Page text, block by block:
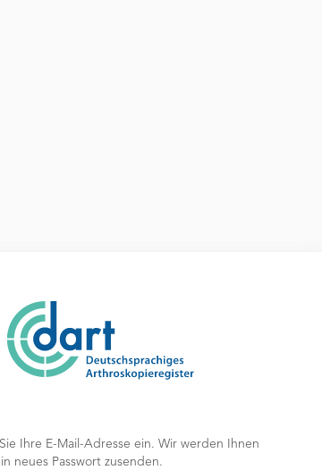
Ihre E-Mail-Adresse ein. Wir werden Ihnen
neues Passwort zusenden.